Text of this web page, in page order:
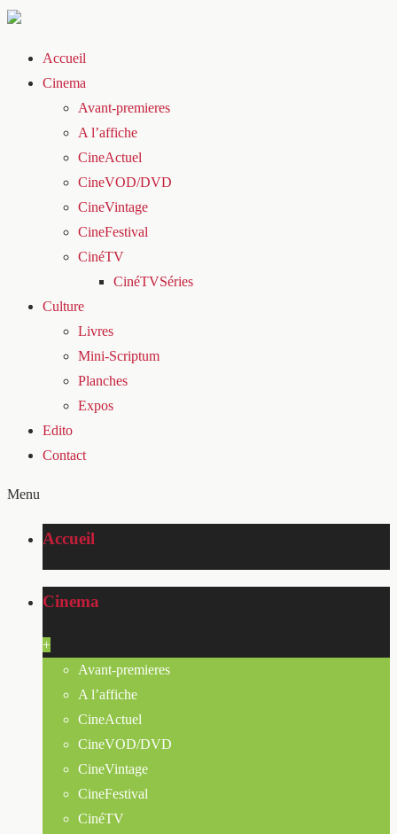
Accueil
Cinema
Avant-premieres
A l’affiche
CineActuel
CineVOD/DVD
CineVintage
CineFestival
CinéTV
CinéTVSéries
Culture
Livres
Mini-Scriptum
Planches
Expos
Edito
Contact
Menu
Accueil
Cinema
+
Avant-premieres
A l’affiche
CineActuel
CineVOD/DVD
CineVintage
CineFestival
CinéTV